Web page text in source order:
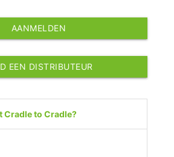
AANMELDEN
EEN DISTRIBUTEUR
Cradle to Cradle?